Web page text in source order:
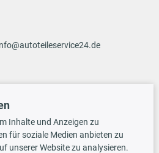
Inhalte und Anzeigen zu
für soziale Medien anbieten zu
unserer Website zu analysieren.